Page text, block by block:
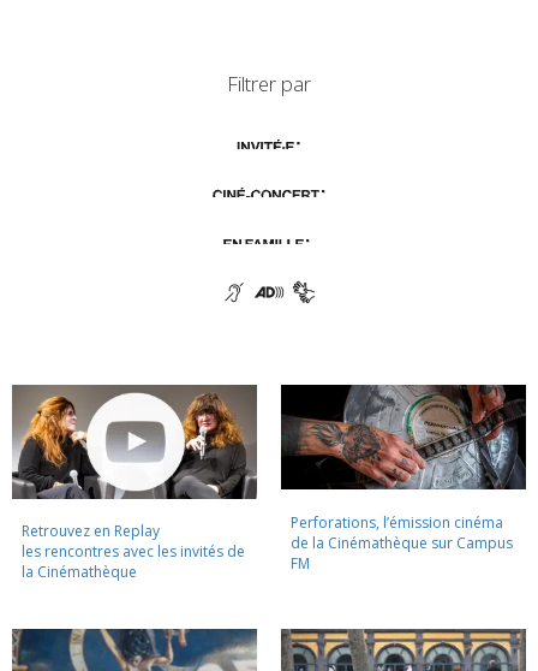
Filtrer par
Retrouvez en Replay
les rencontres avec les invités de
la Cinémathèque
Perforations, l’émission cinéma
de la Cinémathèque sur Campus
FM